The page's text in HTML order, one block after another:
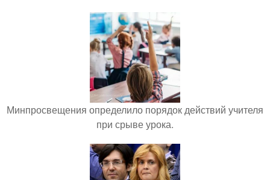
Минпросвещения определило порядок действий учителя
при срыве урока.